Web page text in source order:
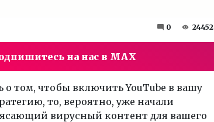
0 24452
на нас в MAX
о том, чтобы включить YouTube в вашу
то, вероятно, уже начали
вирусный контент для вашего